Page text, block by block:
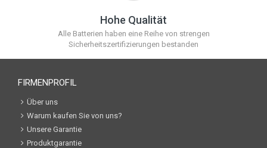
Hohe Qualität
Alle Batterien haben eine Reihe von strengen
Sicherheitszertifizierungen bestanden
FIRMENPROFIL
Über uns
Warum kaufen Sie von uns?
Unsere Garantie
Produktgarantie